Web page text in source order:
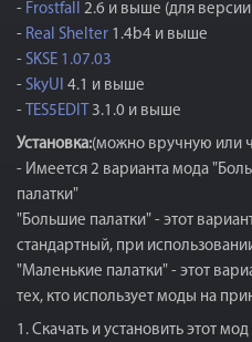
- Frostfall 2.6 и выше (для
- Real Shelter 1.4b4 и выше
- SKSE 1.07.03
- SkyUI 4.1 и выше
- TES5EDIT 3.1.0 и выше
Установка:(можно вручную или
- Имеется 2 варианта мода
палатки"
"Большие палатки" - этот
стандартный, при
"Маленькие палатки" - этот
тех, кто использует моды на
1. Скачать и установить этот